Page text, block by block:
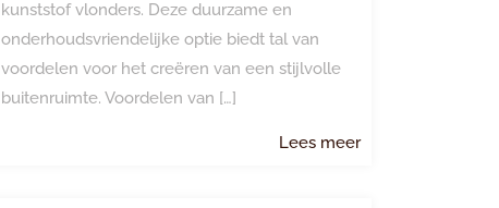
kunststof vlonders. Deze duurzame en
onderhoudsvriendelijke optie biedt tal van
voordelen voor het creëren van een stijlvolle
buitenruimte. Voordelen van […]
Lees meerLees